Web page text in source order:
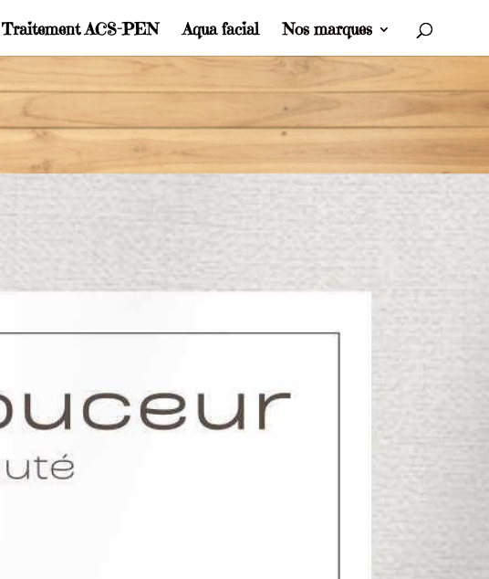
Traitement ACS-PEN Aqua facial Nos marques